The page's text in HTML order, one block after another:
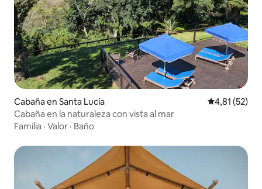
Cabaña en Santa Lucía Calificación
4,81 (52)
Cabaña en la naturaleza con vista al mar
Familia · Valor · Baño